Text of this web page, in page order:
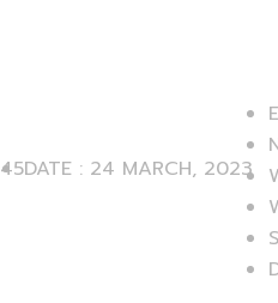
DATE : 24 MARCH, 2023